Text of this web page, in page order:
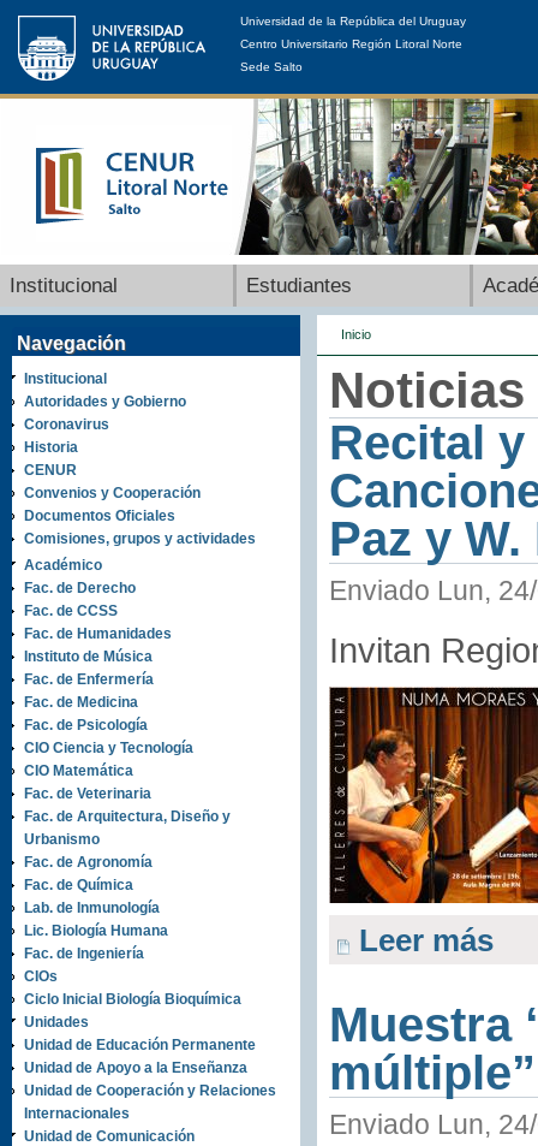
Universidad de la República del Uruguay
Centro Universitario Región Litoral Norte
Sede Salto
Institucional Estudiantes
Navegación
Institucional
Autoridades y Gobierno
Coronavirus
Historia
CENUR
Convenios y Cooperación
Documentos Oficiales
Comisiones, grupos y actividades
Académico
Fac. de Derecho
Fac. de CCSS
Fac. de Humanidades
Instituto de Música
Fac. de Enfermería
Fac. de Medicina
Fac. de Psicología
CIO Ciencia y Tecnología
CIO Matemática
Fac. de Veterinaria
Fac. de Arquitectura, Diseño y
Urbanismo
Fac. de Agronomía
Fac. de Química
Lab. de Inmunología
Lic. Biología Humana
Fac. de Ingeniería
CIOs
Ciclo Inicial Biología Bioquímica
Unidades
Unidad de Educación Permanente
Unidad de Apoyo a la Enseñanza
Unidad de Cooperación y Relaciones
Internacionales
Unidad de Comunicación
Inicio
Noticias
Recital
Paz y
Enviado Lun,
Invitan
Leer más
Muestra
múltiple”
Enviado Lun,